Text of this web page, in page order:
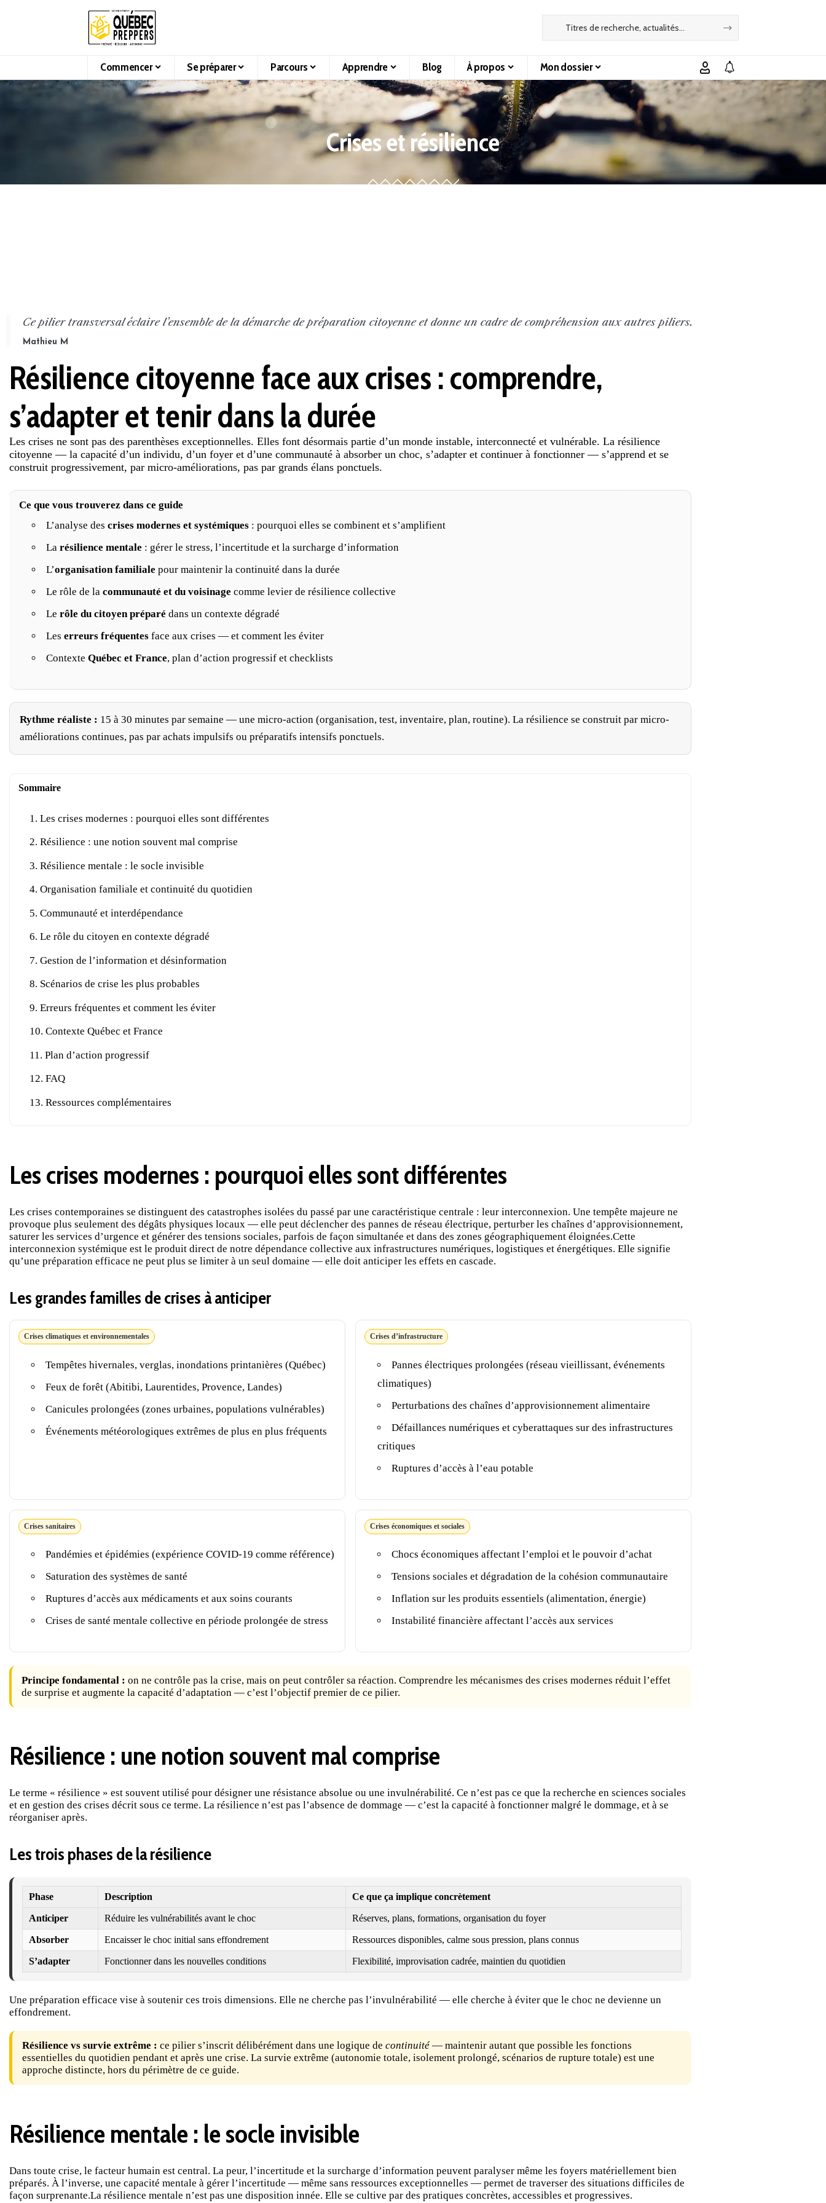
Commencer Se préparer Parcours Apprendre Blog À propos Mon dossier
Crises et résilience
Ce pilier transversal éclaire l’ensemble de la démarche de préparation citoyenne et donne un cadre de compréhension aux autres piliers.
Mathieu M
Résilience citoyenne face aux crises : comprendre,
s’adapter et tenir dans la durée
Les crises ne sont pas des parenthèses exceptionnelles. Elles font désormais partie d’un monde instable, interconnecté et vulnérable. La résilience
citoyenne — la capacité d’un individu, d’un foyer et d’une communauté à absorber un choc, s’adapter et continuer à fonctionner — s’apprend et se
construit progressivement, par micro-améliorations, pas par grands élans ponctuels.
Ce que vous trouverez dans ce guide
L’analyse descrises modernes et systémiques : pourquoi elles se combinent et s’amplifient
Larésilience mentale : gérer le stress, l’incertitude et la surcharge d’information
L’organisation familiale pour maintenir la continuité dans la durée
Le rôle de lacommunauté et du voisinage comme levier de résilience collective
Lerôle du citoyen préparé dans un contexte dégradé
Leserreurs fréquentes face aux crises — et comment les éviter
ContexteQuébec et France, plan d’action progressif et checklists
Rythme réaliste : 15 à 30 minutes par semaine — une micro-action (organisation, test, inventaire, plan, routine). La résilience se construit par micro-
améliorations continues, pas par achats impulsifs ou préparatifs intensifs ponctuels.
Sommaire
Les crises modernes : pourquoi elles sont différentes
Résilience : une notion souvent mal comprise
Résilience mentale : le socle invisible
Organisation familiale et continuité du quotidien
Communauté et interdépendance
Le rôle du citoyen en contexte dégradé
Gestion de l’information et désinformation
Scénarios de crise les plus probables
Erreurs fréquentes et comment les éviter
Contexte Québec et France
Plan d’action progressif
FAQ
Ressources complémentaires
Les crises modernes : pourquoi elles sont différentes
Les crises contemporaines se distinguent des catastrophes isolées du passé par une caractéristique centrale : leur interconnexion. Une tempête majeure ne
provoque plus seulement des dégâts physiques locaux — elle peut déclencher des pannes de réseau électrique, perturber les chaînes d’approvisionnement,
saturer les services d’urgence et générer des tensions sociales, parfois de façon simultanée et dans des zones géographiquement éloignées.Cette
interconnexion systémique est le produit direct de notre dépendance collective aux infrastructures numériques, logistiques et énergétiques. Elle signifie
qu’une préparation efficace ne peut plus se limiter à un seul domaine — elle doit anticiper les effets en cascade.
Les grandes familles de crises à anticiper
Crises climatiques et environnementales
Tempêtes hivernales, verglas, inondations printanières (Québec)
Feux de forêt (Abitibi, Laurentides, Provence, Landes)
Canicules prolongées (zones urbaines, populations vulnérables)
Événements météorologiques extrêmes de plus en plus fréquents
Crises d’infrastructure
Pannes électriques prolongées (réseau vieillissant, événements
climatiques)
Perturbations des chaînes d’approvisionnement alimentaire
Défaillances numériques et cyberattaques sur des infrastructures
critiques
Ruptures d’accès à l’eau potable
Crises sanitaires
Pandémies et épidémies (expérience COVID-19 comme référence)
Saturation des systèmes de santé
Ruptures d’accès aux médicaments et aux soins courants
Crises de santé mentale collective en période prolongée de stress
Crises économiques et sociales
Chocs économiques affectant l’emploi et le pouvoir d’achat
Tensions sociales et dégradation de la cohésion communautaire
Inflation sur les produits essentiels (alimentation, énergie)
Instabilité financière affectant l’accès aux services
Principe fondamental : on ne contrôle pas la crise, mais on peut contrôler sa réaction. Comprendre les mécanismes des crises modernes réduit l’effet
de surprise et augmente la capacité d’adaptation — c’est l’objectif premier de ce pilier.
Résilience : une notion souvent mal comprise
Le terme « résilience » est souvent utilisé pour désigner une résistance absolue ou une invulnérabilité. Ce n’est pas ce que la recherche en sciences sociales
et en gestion des crises décrit sous ce terme. La résilience n’est pas l’absence de dommage — c’est la capacité à fonctionner malgré le dommage, et à se
réorganiser après.
Les trois phases de la résilience
Phase Description Ce que ça implique concrètement
Anticiper Réduire les vulnérabilités avant le choc Réserves, plans, formations, organisation du foyer
Absorber Encaisser le choc initial sans effondrement Ressources disponibles, calme sous pression, plans connus
S’adapter Fonctionner dans les nouvelles conditions Flexibilité, improvisation cadrée, maintien du quotidien
Une préparation efficace vise à soutenir ces trois dimensions. Elle ne cherche pas l’invulnérabilité — elle cherche à éviter que le choc ne devienne un
effondrement.
Résilience vs survie extrême : ce pilier s’inscrit délibérément dans une logique de continuité — maintenir autant que possible les fonctions
essentielles du quotidien pendant et après une crise. La survie extrême (autonomie totale, isolement prolongé, scénarios de rupture totale) est une
approche distincte, hors du périmètre de ce guide.
Résilience mentale : le socle invisible
Dans toute crise, le facteur humain est central. La peur, l’incertitude et la surcharge d’information peuvent paralyser même les foyers matériellement bien
préparés. À l’inverse, une capacité mentale à gérer l’incertitude — même sans ressources exceptionnelles — permet de traverser des situations difficiles de
façon surprenante.La résilience mentale n’est pas une disposition innée. Elle se cultive par des pratiques concrètes, accessibles et progressives.